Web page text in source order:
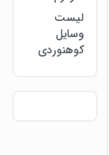
لیست
وسایل
کوهنوردی